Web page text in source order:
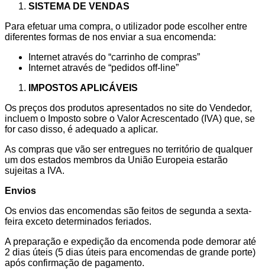
SISTEMA DE VENDAS
Para efetuar uma compra, o utilizador pode escolher entre
diferentes formas de nos enviar a sua encomenda:
Internet através do “carrinho de compras”
Internet através de “pedidos off-line”
IMPOSTOS APLICÁVEIS
Os preços dos produtos apresentados no site do Vendedor,
incluem o Imposto sobre o Valor Acrescentado (IVA) que, se
for caso disso, é adequado a aplicar.
As compras que vão ser entregues no território de qualquer
um dos estados membros da União Europeia estarão
sujeitas a IVA.
Envios
Os envios das encomendas são feitos de segunda a sexta-
feira exceto determinados feriados.
A preparação e expedição da encomenda pode demorar até
2 dias úteis (5 dias úteis para encomendas de grande porte)
após confirmação de pagamento.